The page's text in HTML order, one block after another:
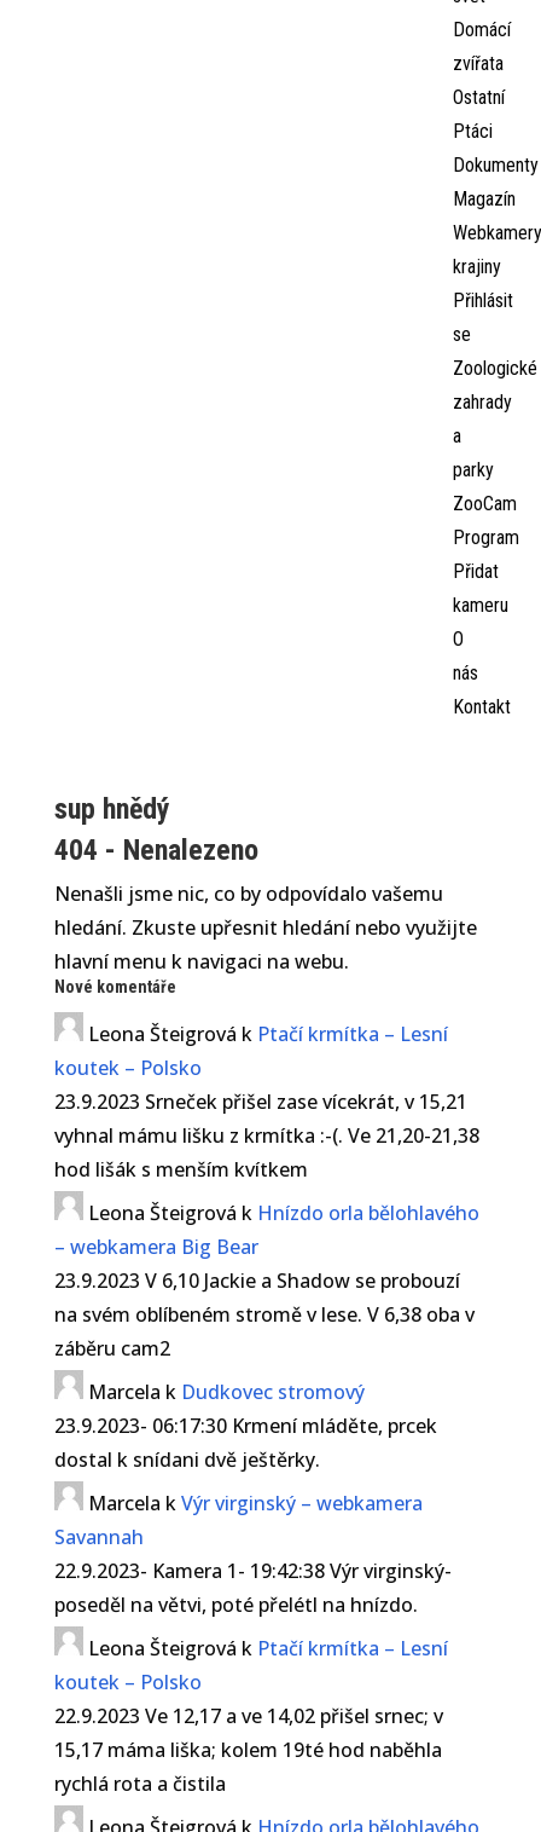
Domácí
zvířata
Ostatní
Ptáci
Dokumenty
Magazín
Webkamery
krajiny
Přihlásit
se
Zoologické
zahrady
a
parky
ZooCam
Program
Přidat
kameru
O
nás
Kontakt
sup hnědý
404 - Nenalezeno
Nenašli jsme nic, co by odpovídalo vašemu
hledání. Zkuste upřesnit hledání nebo využijte
hlavní menu k navigaci na webu.
Nové komentáře
Leona Šteigrová k Ptačí krmítka – Lesní
koutek – Polsko
23.9.2023 Srneček přišel zase vícekrát, v 15,21
vyhnal mámu lišku z krmítka :-(. Ve 21,20-21,38
hod lišák s menším kvítkem
Leona Šteigrová k Hnízdo orla bělohlavého
– webkamera Big Bear
23.9.2023 V 6,10 Jackie a Shadow se probouzí
na svém oblíbeném stromě v lese. V 6,38 oba v
záběru cam2
Marcela k Dudkovec stromový
23.9.2023- 06:17:30 Krmení mláděte, prcek
dostal k snídani dvě ještěrky.
Marcela kVýr virginský – webkamera
Savannah
22.9.2023- Kamera 1- 19:42:38 Výr virginský-
poseděl na větvi, poté přelétl na hnízdo.
Leona Šteigrová k Ptačí krmítka – Lesní
koutek – Polsko
22.9.2023 Ve 12,17 a ve 14,02 přišel srnec; v
15,17 máma liška; kolem 19té hod naběhla
rychlá rota a čistila